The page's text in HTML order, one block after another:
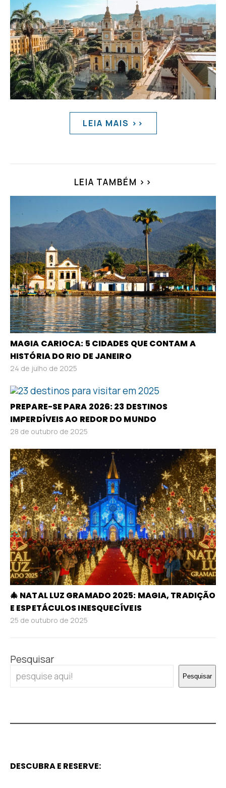
LEIA MAIS >>
LEIA TAMBÉM >>
MAGIA CARIOCA: 5 CIDADES QUE CONTAM A
HISTÓRIA DO RIO DE JANEIRO
24 de julho de 2025
PREPARE-SE PARA 2026: 23 DESTINOS
IMPERDÍVEIS AO REDOR DO MUNDO
28 de outubro de 2025
🎄 NATAL LUZ GRAMADO 2025: MAGIA, TRADIÇÃO
E ESPETÁCULOS INESQUECÍVEIS
25 de outubro de 2025
Pesquisar
Pesquisar
DESCUBRA E RESERVE: